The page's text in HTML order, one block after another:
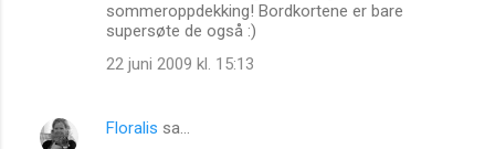
sommeroppdekking! Bordkortene er bare
supersøte de også :)
22 juni 2009 kl. 15:13
Floralis sa…